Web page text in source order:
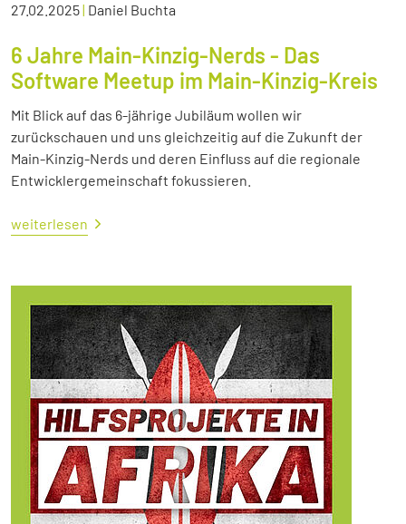
27.02.2025| Daniel Buchta
6 Jahre Main-Kinzig-Nerds - Das
Software Meetup im Main-Kinzig-Kreis
Mit Blick auf das 6-jährige Jubiläum wollen wir
zurückschauen und uns gleichzeitig auf die Zukunft der
Main-Kinzig-Nerds und deren Einfluss auf die regionale
Entwicklergemeinschaft fokussieren.
weiterlesen